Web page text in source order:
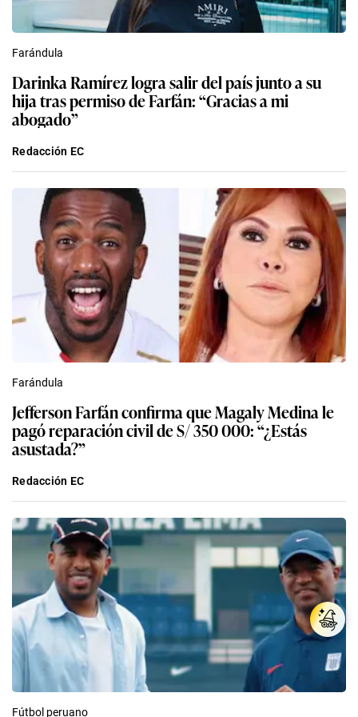
Farándula
Darinka Ramírez logra salir del país junto a su
hija tras permiso de Farfán: “Gracias a mi
abogado”
Redacción EC
Farándula
Jefferson Farfán confirma que Magaly Medina le
pagó reparación civil de S/ 350 000: “¿Estás
asustada?”
Redacción EC
Fútbol peruano